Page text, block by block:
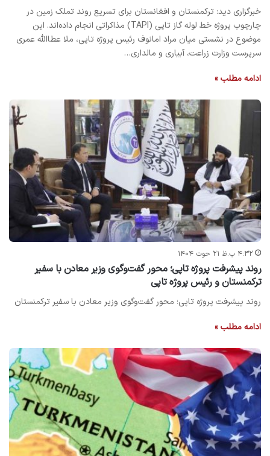
خبرگزاری دید: ترکمنستان و افغانستان برای تسریع روند تملک زمین در
چارچوب پروژه خط لوله گاز تاپی (TAPI) مذاکراتی انجام داده‌اند. این
موضوع در نشستی میان مراد امانوف رئیس پروژه تاپی، ملا عطاالله عمری
سرپرست وزارت زراعت، آبیاری و مالداری…
ادامه مطلب »
۴:۳۲ ب.ظ ۲۱ حوت ۱۴۰۴
روند پیشرفت پروژه تاپی؛ محور گفت‌وگوی وزیر معادن با سفیر
ترکمنستان و رئیس پروژه تاپی
روند پیشرفت پروژه تاپی؛ محور گفت‌وگوی وزیر معادن با سفیر ترکمنستان
ادامه مطلب »